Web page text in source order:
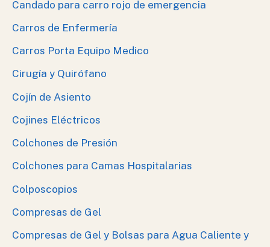
Candado para carro rojo de emergencia
Carros de Enfermería
Carros Porta Equipo Medico
Cirugía y Quirófano
Cojín de Asiento
Cojines Eléctricos
Colchones de Presión
Colchones para Camas Hospitalarias
Colposcopios
Compresas de Gel
Compresas de Gel y Bolsas para Agua Caliente y